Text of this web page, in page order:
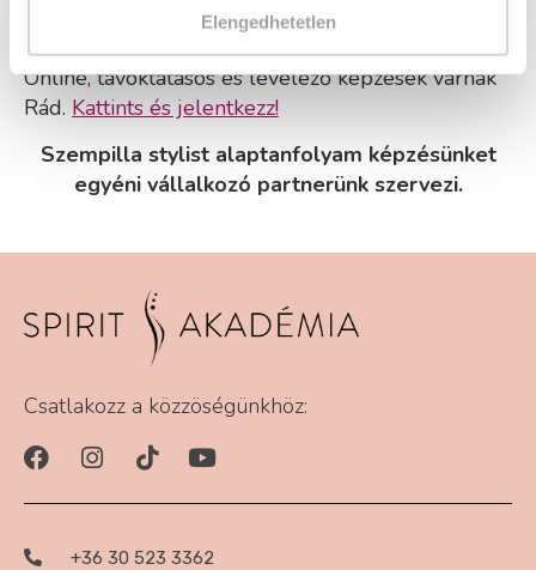
Elengedhetetlen
A keresett tanfolyam megszűnt, de
weboldalunkon rengeteg tanfolyamot találsz!
Online, távoktatásos és levelező képzések várnak
Rád. Kattints és jelentkezz!
Szempilla stylist alaptanfolyam képzésünket
egyéni vállalkozó partnerünk szervezi.
Csatlakozz a közzöségünkhöz:
+36 30 523 3362